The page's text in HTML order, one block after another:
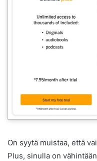
On syytä muistaa, että
Plus, sinulla on